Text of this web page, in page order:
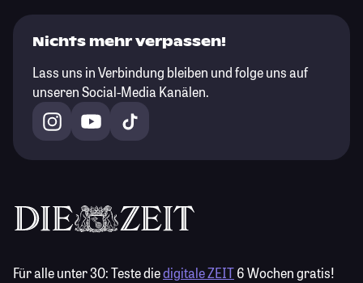
Nichts mehr verpassen!
Lass uns in Verbindung bleiben und folge uns auf
unseren Social-Media Kanälen.
Für alle unter 30:Teste diedigitale ZEIT6 Wochen gratis!